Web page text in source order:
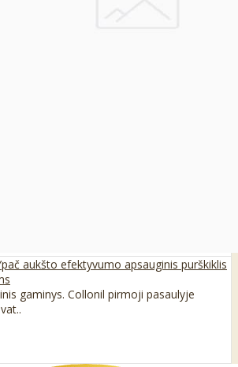
aukšto efektyvumo apsauginis purškiklis
gaminys. Collonil pirmoji pasaulyje